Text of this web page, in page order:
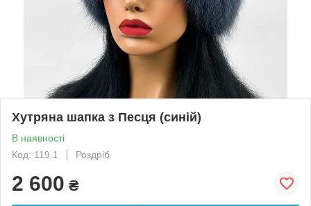
Хутряна шапка з Песця (синій)
В наявності
Код: 119.1
Роздріб
2 600 ₴